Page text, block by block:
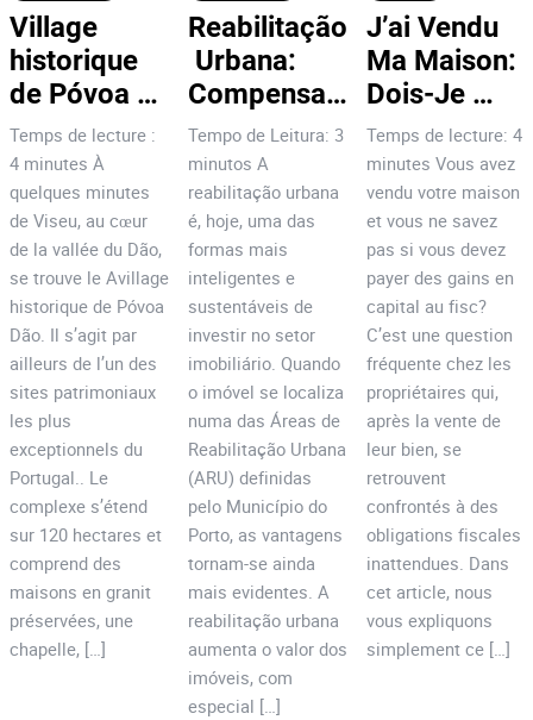
Village
historique
de Póvoa
Dão : 7
raisons
d’investir !
Temps de lecture :
4 minutes À
quelques minutes
de Viseu, au cœur
de la vallée du Dão,
se trouve le Avillage
historique de Póvoa
Dão. Il s’agit par
ailleurs de l’un des
sites patrimoniaux
les plus
exceptionnels du
Portugal.. Le
complexe s’étend
sur 120 hectares et
comprend des
maisons en granit
préservées, une
chapelle, […]
Reabilitação
Urbana:
Compensa
Investir no
Centro do
Porto?
Tempo de Leitura: 3
minutos A
reabilitação urbana
é, hoje, uma das
formas mais
inteligentes e
sustentáveis de
investir no setor
imobiliário. Quando
o imóvel se localiza
numa das Áreas de
Reabilitação Urbana
(ARU) definidas
pelo Município do
Porto, as vantagens
tornam-se ainda
mais evidentes. A
reabilitação urbana
aumenta o valor dos
imóveis, com
especial […]
J’ai Vendu
Ma Maison:
Dois-Je
Payer des
Gains en
Capital?
Temps de lecture: 4
minutes Vous avez
vendu votre maison
et vous ne savez
pas si vous devez
payer des gains en
capital au fisc?
C’est une question
fréquente chez les
propriétaires qui,
après la vente de
leur bien, se
retrouvent
confrontés à des
obligations fiscales
inattendues. Dans
cet article, nous
vous expliquons
simplement ce […]